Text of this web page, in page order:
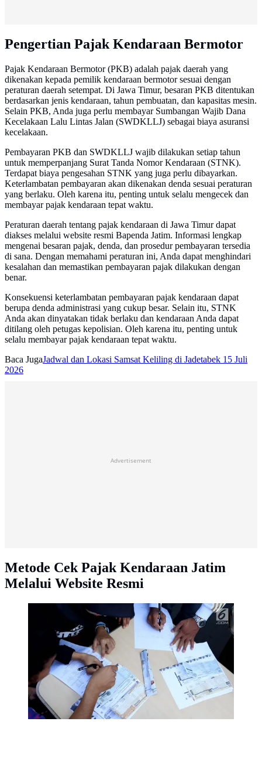
Pengertian Pajak Kendaraan Bermotor
Pajak Kendaraan Bermotor (PKB) adalah pajak daerah yang
dikenakan kepada pemilik kendaraan bermotor sesuai dengan
peraturan daerah setempat. Di Jawa Timur, besaran PKB ditentukan
berdasarkan jenis kendaraan, tahun pembuatan, dan kapasitas mesin.
Selain PKB, Anda juga perlu membayar Sumbangan Wajib Dana
Kecelakaan Lalu Lintas Jalan (SWDKLLJ) sebagai biaya asuransi
kecelakaan.
Pembayaran PKB dan SWDKLLJ wajib dilakukan setiap tahun
untuk memperpanjang Surat Tanda Nomor Kendaraan (STNK).
Terdapat biaya pengesahan STNK yang juga perlu dibayarkan.
Keterlambatan pembayaran akan dikenakan denda sesuai peraturan
yang berlaku. Oleh karena itu, penting untuk selalu mengecek dan
membayar pajak kendaraan tepat waktu.
Peraturan daerah tentang pajak kendaraan di Jawa Timur dapat
diakses melalui website resmi Bapenda Jatim. Informasi lengkap
mengenai besaran pajak, denda, dan prosedur pembayaran tersedia
di sana. Dengan memahami peraturan ini, Anda dapat menghindari
kesalahan dan memastikan pembayaran pajak dilakukan dengan
benar.
Konsekuensi keterlambatan pembayaran pajak kendaraan dapat
berupa denda administrasi yang cukup besar. Selain itu, STNK
Anda akan dinyatakan tidak berlaku dan kendaraan Anda dapat
ditilang oleh petugas kepolisian. Oleh karena itu, penting untuk
selalu membayar pajak kendaraan tepat waktu.
Baca JugaJadwal dan Lokasi Samsat Keliling di Jadetabek 15 Juli
2026
Advertisement
Metode Cek Pajak Kendaraan Jatim
Melalui Website Resmi
Warga mengisi formulir untuk membayar pajak
kendaraan bermotor di samsat keliling di car free day,
Jakarta, Minggu (27/8). Perpanjangan STNK tanpa
BPKB hanya berlaku di gerai Samsat Keliling car free
day. (Liputan6.com/Angga Yuniar)